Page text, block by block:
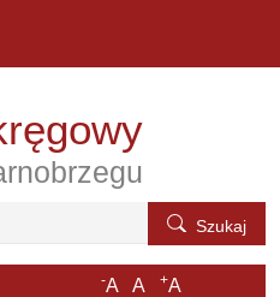
Szukaj
-A A +A